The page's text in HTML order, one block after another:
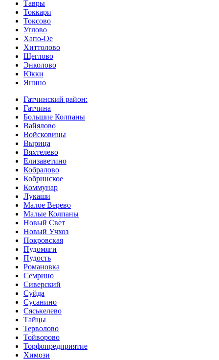
Тавры
Токкари
Токсово
Углово
Хапо-Ое
Хиттолово
Щеглово
Энколово
Юкки
Янино
Гатчинский район:
Гатчина
Большие Колпаны
Вайялово
Войсковицы
Вырица
Вяхтелево
Елизаветино
Кобралово
Кобринское
Коммунар
Лукаши
Малое Верево
Малые Колпаны
Новый Свет
Новый Учхоз
Покровская
Пудомяги
Пудость
Романовка
Семрино
Сиверский
Суйда
Сусанино
Сяськелево
Тайцы
Терволово
Тойворово
Торфопредприятие
Химози